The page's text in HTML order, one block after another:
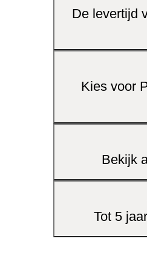
met andere
:
Duurzaam :
De levertijd
Kies voor
Bekijk
Tot 5